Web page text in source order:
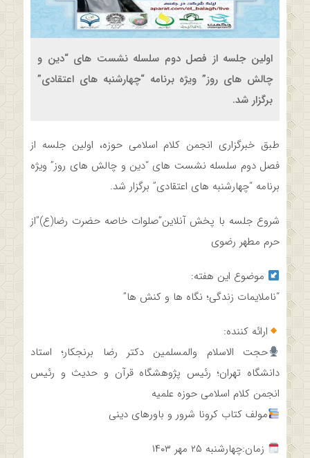
اولین جلسه از فصل دوم سلسله نشست های “دین و
چالش های روز” ویژه برنامه “چهارشنبه های اعتقادی”
برگزار شد.
طبق خبرگزاری انجمن کلام اسلامی حوزه، اولین جلسه از
فصل دوم سلسله نشست های “دین و چالش های روز” ویژه
برنامه “چهارشنبه های اعتقادی” برگزار شد.
شروع جلسه با پخش آنلاین”صلوات خاصه حضرت رضا(ع)”از
حرم مطهر رضوی
موضوع این هفته:
“ناملایمات زندگی؛ نگاه ها و کنش ها”
ارائه کننده:
حجت الاسلام والمسلمین دکتر رضا برنجکار؛ استاد
دانشگاه تهران؛ رئیس پژوهشگاه قرآن و حدیث و‌ رئیس
انجمن کلام اسلامی حوزه علمیه
مولف کتاب کرونا شرور و باورهای دینی
زمان:چهارشنبه ۲۵ مهر ۱۴۰۳